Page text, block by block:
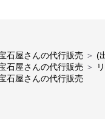
石屋さんの代行販売 ＞ (
石屋さんの代行販売 ＞
石屋さんの代行販売